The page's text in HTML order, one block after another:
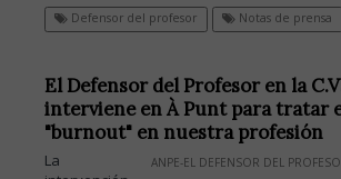
Defensor del profesor Notas de prensa
El Defensor del Profesor en la
interviene en À Punt para tratar
"burnout" en nuestra profesión
ANPE-EL DEFENSOR DEL
La